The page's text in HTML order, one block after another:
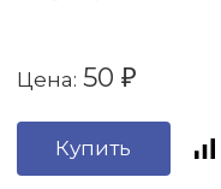
Цена: 50 ₽
Купить